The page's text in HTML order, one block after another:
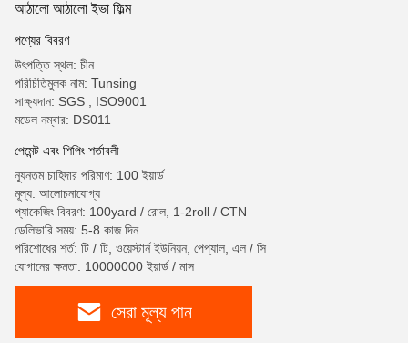
আঠালো আঠালো ইভা ফিল্ম
পণ্যের বিবরণ
উৎপত্তি স্থল: চীন
পরিচিতিমুলক নাম: Tunsing
সাক্ষ্যদান: SGS , ISO9001
মডেল নম্বার: DS011
পেমেন্ট এবং শিপিং শর্তাবলী
ন্যূনতম চাহিদার পরিমাণ: 100 ইয়ার্ড
মূল্য: আলোচনাযোগ্য
প্যাকেজিং বিবরণ: 100yard / রোল, 1-2roll / CTN
ডেলিভারি সময়: 5-8 কাজ দিন
পরিশোধের শর্ত: টি / টি, ওয়েস্টার্ন ইউনিয়ন, পেপ্যাল, এল / সি
যোগানের ক্ষমতা: 10000000 ইয়ার্ড / মাস
সেরা মূল্য পান